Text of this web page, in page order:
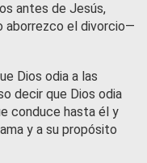
antes de Jesús,
aborrezco el divorcio—
Dios odia a las
decir que Dios odia
conduce hasta él y
y a su propósito